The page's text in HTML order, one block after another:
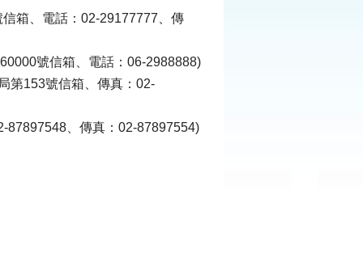
箱、電話：02-29177777、傳
號信箱、電話：06-2988888)
第153號信箱、傳真：02-
87897548、傳真：02-87897554)